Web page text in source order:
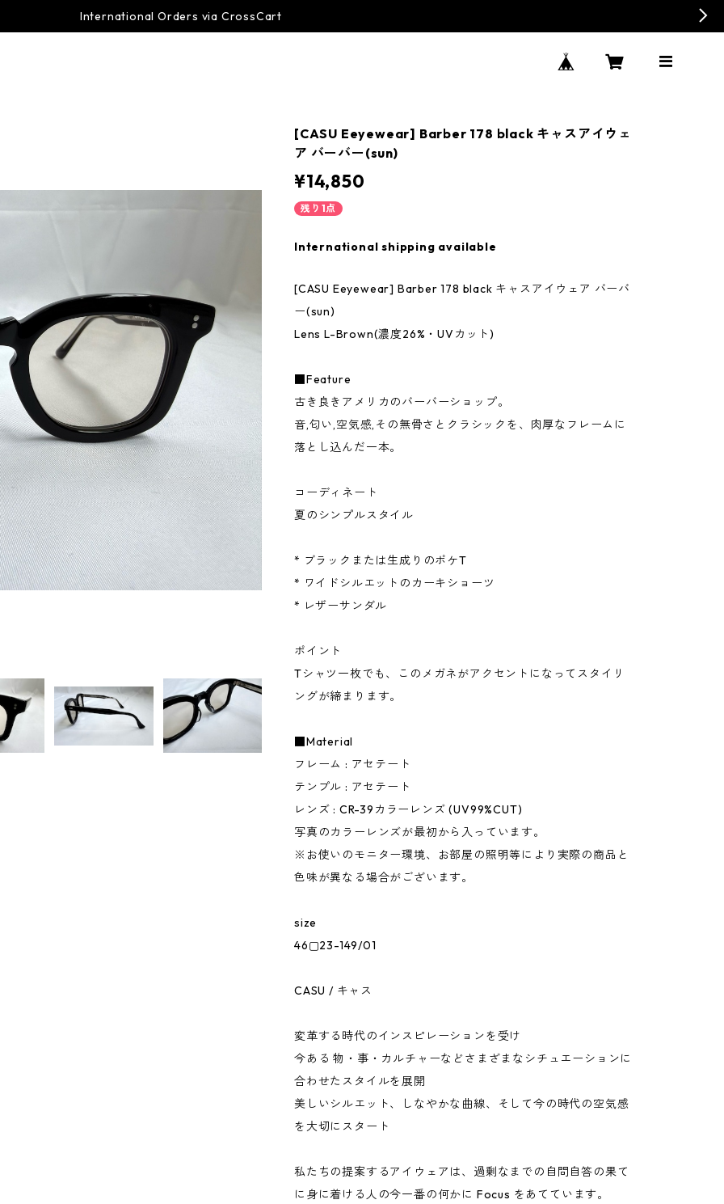
International Orders via CrossCart
[CASU Eeyewear] Barber 178 black キャスアイウェ
ア バーバー(sun)
¥14,850
残り1点
International shipping available
[CASU Eeyewear] Barber 178 black キャスアイウェア バーバ
ー(sun)
Lens L-Brown(濃度26%・UVカット)
■Feature
古き良きアメリカのバーバーショップ。
音,匂い,空気感,その無骨さとクラシックを、肉厚なフレームに
落とし込んだ一本。
コーディネート
夏のシンプルスタイル
* ブラックまたは生成りのポケT
* ワイドシルエットのカーキショーツ
* レザーサンダル
ポイント
Tシャツ一枚でも、このメガネがアクセントになってスタイリ
ングが締まります。
■Material
フレーム : アセテート
テンプル : アセテート
レンズ : CR-39カラーレンズ (UV99%CUT)
写真のカラーレンズが最初から入っています。
※お使いのモニター環境、お部屋の照明等により実際の商品と
色味が異なる場合がございます。
size
46▢23-149/01
CASU / キャス
変革する時代のインスピレーションを受け
今ある 物・事・カルチャーなどさまざまなシチュエーションに
合わせたスタイルを展開
美しいシルエット、しなやかな曲線、そして今の時代の空気感
を大切にスタート
私たちの提案するアイウェアは、過剰なまでの自問自答の果て
に身に着ける人の今一番の何かに Focus をあてています。